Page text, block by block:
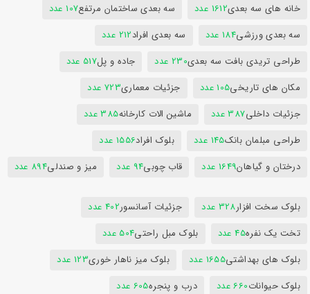
خانه های سه بعدی1612 عدد سه بعدی ساختمان مرتفع107 عدد
سه بعدی ورزشی184 عدد سه بعدی افراد212 عدد
طراحی تریدی بافت سه بعدی230 عدد جاده و پل517 عدد
مکان های تاریخی105 عدد جزئیات معماری723 عدد
جزئیات داخلی387 عدد ماشین الات کارخانه385 عدد
طراحی مبلمان بانک145 عدد بلوک افراد1556 عدد
درختان و گیاهان1649 عدد قاب چوبی94 عدد میز و صندلی894 عدد
بلوک سخت افزار328 عدد جزئیات آسانسور402 عدد
تخت یک نفره45 عدد بلوک مبل راحتی504 عدد
بلوک های بهداشتی1655 عدد بلوک میز ناهار خوری123 عدد
بلوک حیوانات660 عدد درب و پنجره605 عدد